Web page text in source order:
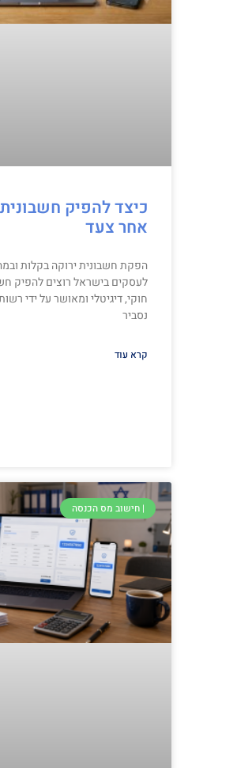
כיצד להפיק
אחר צעד
הפקת חשבונית ירוקה בקלות
לעסקים בישראל רוצים להפיק
חוקי, דיגיטלי ומאושר על ידי
נסביר
קרא עוד
| חישוב מס הכנסה